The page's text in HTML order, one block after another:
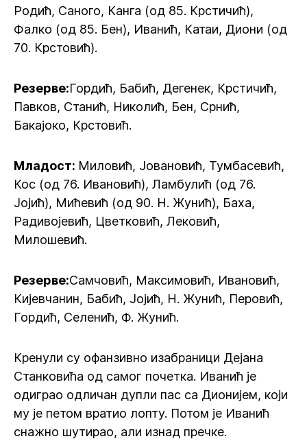
Родић, Саного, Канга (од 85. Крстичић),
Фалко (од 85. Бен), Иванић, Катаи, Диони (од
70. Крстовић).
Резерве:Гордић, Бабић, Дегенек, Крстичић,
Павков, Станић, Николић, Бен, Срнић,
Бакајоко, Крстовић.
Младост: Миловић, Јовановић, Тумбасевић,
Кос (од 76. Ивановић), Ламбулић (од 76.
Јојић), Мићевић (од 90. Н. Жунић), Баха,
Радивојевић, Цветковић, Лековић,
Милошевић.
Резерве:Самчовић, Максимовић, Ивановић,
Кијевчанин, Бабић, Јојић, Н. Жунић, Перовић,
Гордић, Селенић, Ф. Жунић.
Кренули су офанзивно изабраници Дејана
Станковића од самог почетка. Иванић је
одиграо одличан дупли пас са Дионијем, који
му је петом вратио лопту. Потом је Иванић
снажно шутирао, али изнад пречке.